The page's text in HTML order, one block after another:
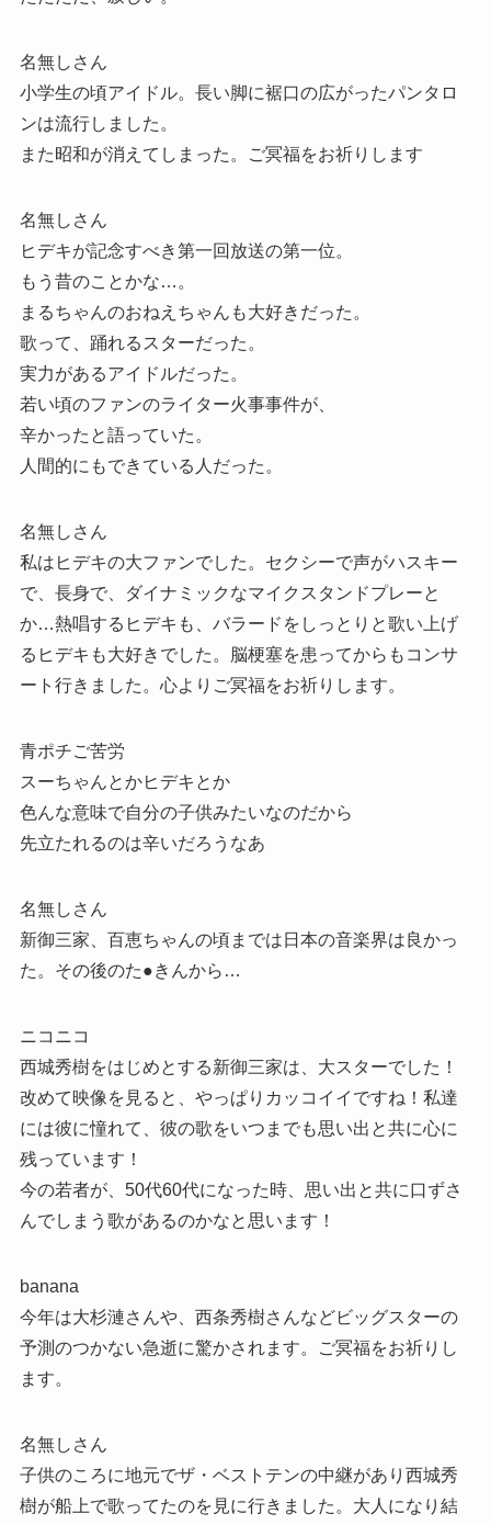
名無しさん
小学生の頃アイドル。長い脚に裾口の広がったパンタロ
ンは流行しました。
また昭和が消えてしまった。ご冥福をお祈りします
名無しさん
ヒデキが記念すべき第一回放送の第一位。
もう昔のことかな…。
まるちゃんのおねえちゃんも大好きだった。
歌って、踊れるスターだった。
実力があるアイドルだった。
若い頃のファンのライター火事事件が、
辛かったと語っていた。
人間的にもできている人だった。
名無しさん
私はヒデキの大ファンでした。セクシーで声がハスキー
で、長身で、ダイナミックなマイクスタンドプレーと
か…熱唱するヒデキも、バラードをしっとりと歌い上げ
るヒデキも大好きでした。脳梗塞を患ってからもコンサ
ート行きました。心よりご冥福をお祈りします。
青ポチご苦労
スーちゃんとかヒデキとか
色んな意味で自分の子供みたいなのだから
先立たれるのは辛いだろうなあ
名無しさん
新御三家、百恵ちゃんの頃までは日本の音楽界は良かっ
た。その後のた●きんから…
ニコニコ
西城秀樹をはじめとする新御三家は、大スターでした！
改めて映像を見ると、やっぱりカッコイイですね！私達
には彼に憧れて、彼の歌をいつまでも思い出と共に心に
残っています！
今の若者が、50代60代になった時、思い出と共に口ずさ
んでしまう歌があるのかなと思います！
banana
今年は大杉漣さんや、西条秀樹さんなどビッグスターの
予測のつかない急逝に驚かされます。ご冥福をお祈りし
ます。
名無しさん
子供のころに地元でザ・ベストテンの中継があり西城秀
樹が船上で歌ってたのを見に行きました。大人になり結